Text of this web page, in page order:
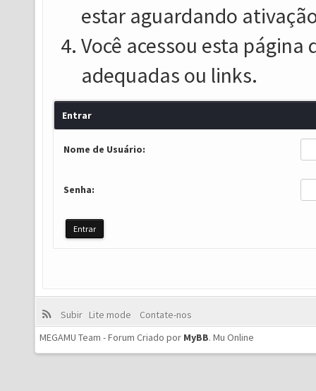
estar aguardando
Você acessou esta
adequadas ou links.
Entrar
Nome de Usuário:
Senha:
Subir Lite mode
Contate-nos
MEGAMU Team - Forum Criado por MyBB. Mu Online